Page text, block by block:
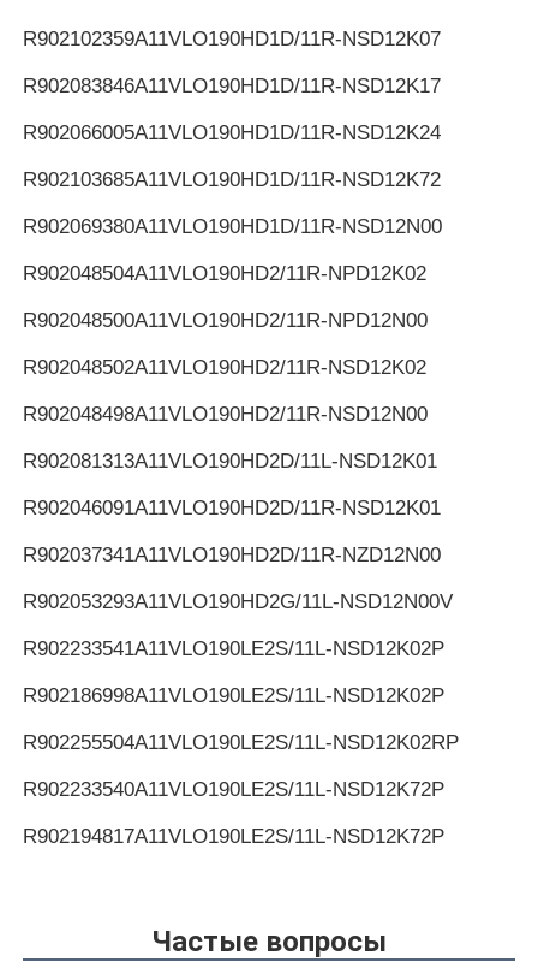
R902102359A11VLO190HD1D/11R-NSD12K07
R902083846A11VLO190HD1D/11R-NSD12K17
R902066005A11VLO190HD1D/11R-NSD12K24
R902103685A11VLO190HD1D/11R-NSD12K72
R902069380A11VLO190HD1D/11R-NSD12N00
R902048504A11VLO190HD2/11R-NPD12K02
R902048500A11VLO190HD2/11R-NPD12N00
R902048502A11VLO190HD2/11R-NSD12K02
R902048498A11VLO190HD2/11R-NSD12N00
R902081313A11VLO190HD2D/11L-NSD12K01
R902046091A11VLO190HD2D/11R-NSD12K01
R902037341A11VLO190HD2D/11R-NZD12N00
R902053293A11VLO190HD2G/11L-NSD12N00V
R902233541A11VLO190LE2S/11L-NSD12K02P
R902186998A11VLO190LE2S/11L-NSD12K02P
R902255504A11VLO190LE2S/11L-NSD12K02RP
R902233540A11VLO190LE2S/11L-NSD12K72P
R902194817A11VLO190LE2S/11L-NSD12K72P
A11VLO190LE2S/11L-NTD12K02P
Частые вопросы